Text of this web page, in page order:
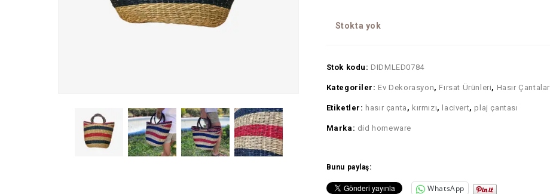
Stokta yok
Stok kodu: DIDMLED0784
Kategoriler: Ev Dekorasyon, Fırsat Ürünleri, Hasır Çantalar
Etiketler: hasır çanta , kırmızı, lacivert, plaj çantası
Marka: did homeware
Bunu paylaş:
WhatsApp